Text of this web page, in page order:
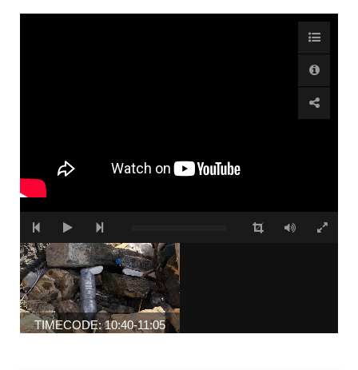
TIMECODE: 10:40-11:05